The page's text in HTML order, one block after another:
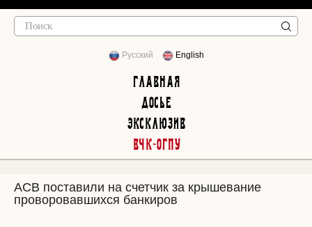
Русский English
Главная
Досье
Эксклюзив
ВЧК-ОГПУ
АСВ поставили на счетчик за крышевание
проворовавшихся банкиров